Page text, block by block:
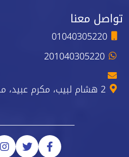
تواصل معنا
01040305220
201040305220
2 هشام لبيب، مكرم عبيد، مدينة نصر